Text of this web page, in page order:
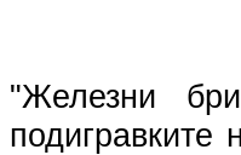
"Железни
подигравките